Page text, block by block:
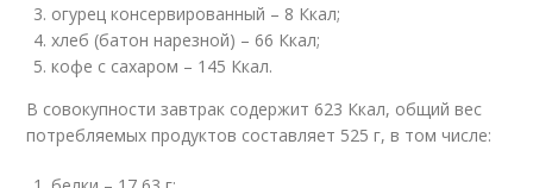
огурец консервированный – 8 Ккал;
хлеб (батон нарезной) – 66 Ккал;
кофе с сахаром – 145 Ккал.
В совокупности завтрак содержит 623 Ккал, общий вес
потребляемых продуктов составляет 525 г, в том числе: